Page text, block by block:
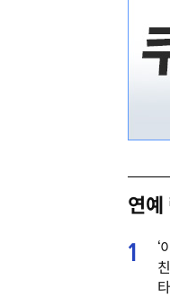
연예
1
‘